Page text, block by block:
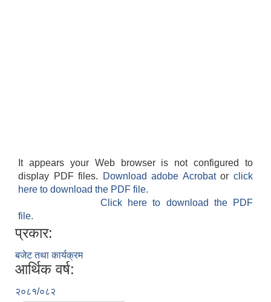
It appears your Web browser is not configured to
display PDF files.
Download adobe Acrobatorclick
here to download the PDF file.
Click here to download the PDF
file.
प्रकार:
बजेट तथा कार्यक्रम
आर्थिक वर्ष:
२०८१/०८२